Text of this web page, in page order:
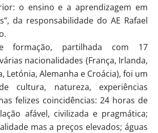
o ensino e a aprendizagem em
da responsabilidade do AE Rafael
formação, partilhada com 17
nacionalidades (França, Irlanda,
Letónia, Alemanha e Croácia), foi um
cultura, natureza, experiências
felizes coincidências: 24 horas de
afável, civilizada e pragmática;
mas a preços elevados; águas